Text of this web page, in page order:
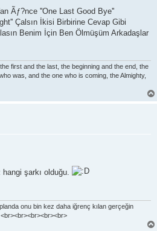
Ãƒ?nce ''One Last Good Bye''
Çalsın İkisi Birbirine Cevap Gibi
Benim İçin Ben Ölmüşüm Arkadaşlar
first and the last, the beginning and the end, the
was, and the one who is coming, the Almighty,
şarkı olduğu.
onu bin kez daha iğrenç kılan gerçeğin